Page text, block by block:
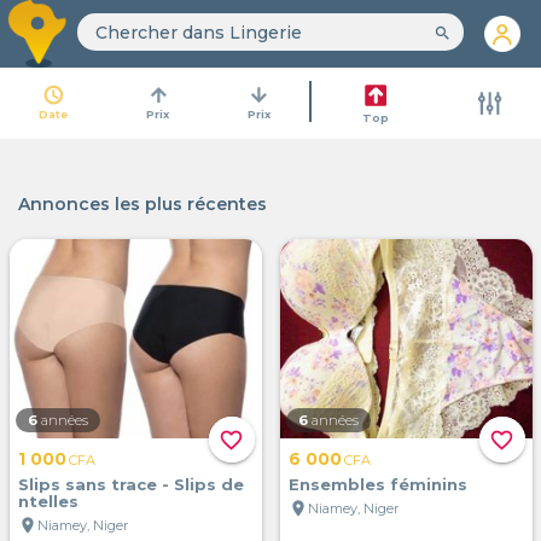
search
access_time
Date
arrow_upward
Prix
arrow_downward
Prix Top
Annonces les plus récentes
favorite_border
6 années
1 000CFA
Slips sans trace - Slips de
ntelles
location_on Niamey, Niger
favorite_border
6 années
6 000CFA
Ensembles féminins
location_on Niamey, Niger